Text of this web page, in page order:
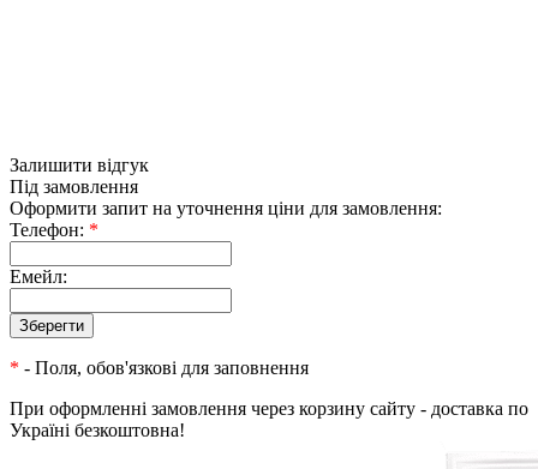
Залишити відгук
Під замовлення
Оформити запит на уточнення ціни для замовлення:
Телефон: *
Емейл:
* - Поля, обов'язкові для заповнення
При оформленні замовлення через корзину сайту - доставка по
Україні безкоштовна!